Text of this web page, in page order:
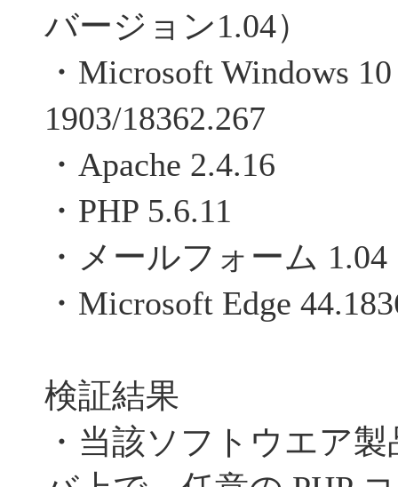
バージョン1.04）
・Microsoft Windows
1903/18362.267
・Apache 2.4.16
・PHP 5.6.11
・メールフォーム 1.04
・Microsoft Edge
検証結果
・当該ソフトウエア